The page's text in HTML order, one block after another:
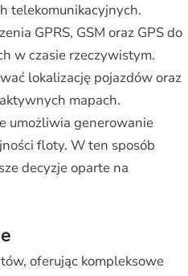
telekomunikacyjnych.
GPRS, GSM oraz GPS do
w czasie rzeczywistym.
lokalizację pojazdów oraz
mapach.
umożliwia generowanie
floty. W ten sposób
decyzje oparte na
oferując kompleksowe